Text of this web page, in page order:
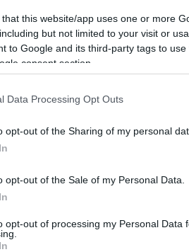
that this website/app uses one or more
but not limited to your visit or
to Google and its third-party tags to
consent section.
Data Processing Opt Outs
opt-out of the Sharing of my personal
opt-out of the Sale of my Personal Data.
opt-out of processing my Personal Data
duiken, is het
is in wezen het toewijzen
stijgen. Dit kan inhouden dat je
gaat. Het doel is om een
tot waardestijging